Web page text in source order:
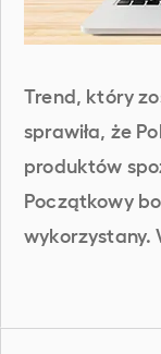
Trend, który
sprawiła, że
produktów
Początkowy
wykorzystany.